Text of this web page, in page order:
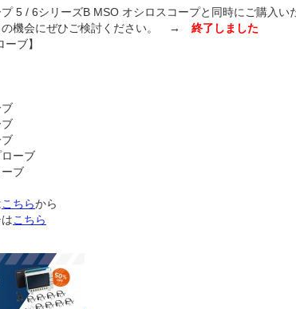
5 / 6シリーズB MSO オシロスコープと同時にご購入
機会にぜひご検討ください。
→ 終了しました
ブ】
ブ
ブ
ブ
ローブ
ーブ
こちらから
こちら